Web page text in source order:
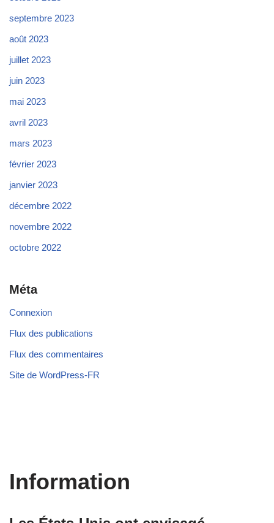
septembre 2023
août 2023
juillet 2023
juin 2023
mai 2023
avril 2023
mars 2023
février 2023
janvier 2023
décembre 2022
novembre 2022
octobre 2022
Méta
Connexion
Flux des publications
Flux des commentaires
Site de WordPress-FR
Information